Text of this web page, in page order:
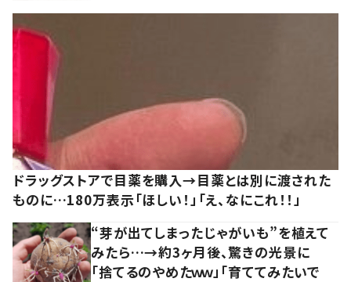
ドラッグストアで目薬を購入→目薬とは別に渡された
ものに…180万表示「ほしい！」「え、なにこれ！！」
“芽が出てしまったじゃがいも”を植えて
みたら…→約3ヶ月後、驚きの光景に
「捨てるのやめたｗｗ」「育ててみたいで